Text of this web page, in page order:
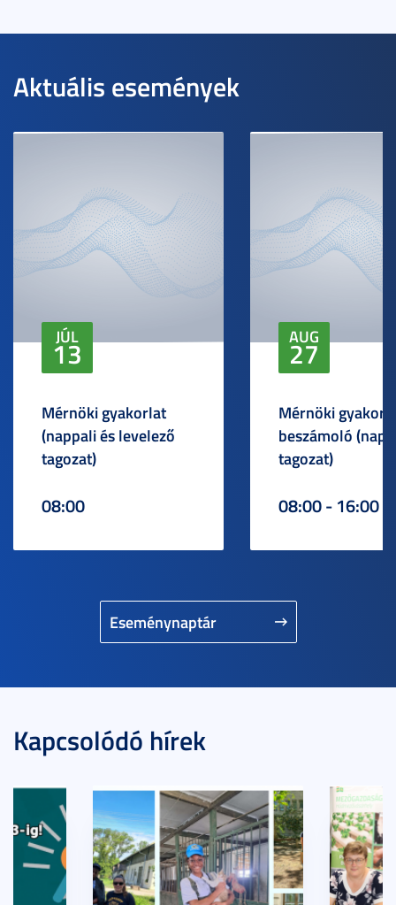
Aktuális események
Eseménynaptár
JÚL
13
Mérnöki gyakorlat
(nappali és levelező
tagozat)
08:00
AUG
27
Mérnöki
beszámoló
tagozat)
08:00 - 16:00
Kapcsolódó hírek